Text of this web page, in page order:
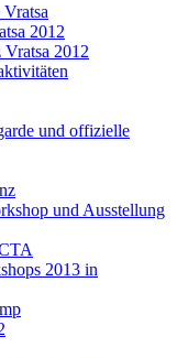
2012
Vratsa 2012
und offizielle
und Ausstellung
2013 in